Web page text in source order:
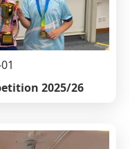
2025/26